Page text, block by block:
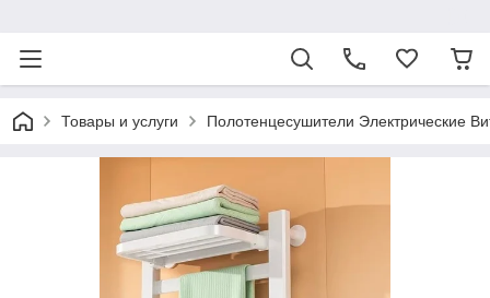
Товары и услуги Полотенцесушители Электрические